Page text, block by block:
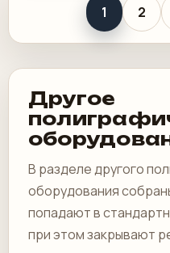
1 2
Другое
В разделе другого
оборудования
попадают в
при этом закрывают